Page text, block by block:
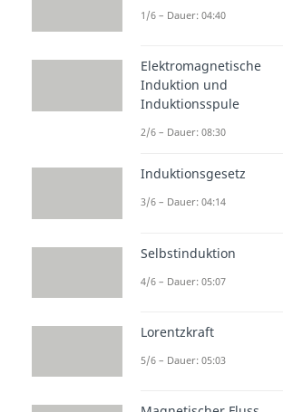
1/6 – Dauer: 04:40
Elektromagnetische
Induktion und
Induktionsspule
2/6 – Dauer: 08:30
Induktionsgesetz
3/6 – Dauer: 04:14
Selbstinduktion
4/6 – Dauer: 05:07
Lorentzkraft
5/6 – Dauer: 05:03